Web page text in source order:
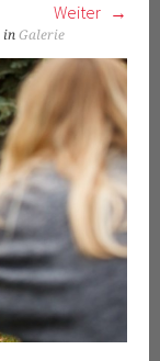
Weiter
inGalerie